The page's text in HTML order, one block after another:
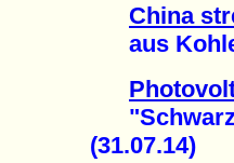
China
aus
"Schwarz-
(31.07.14)